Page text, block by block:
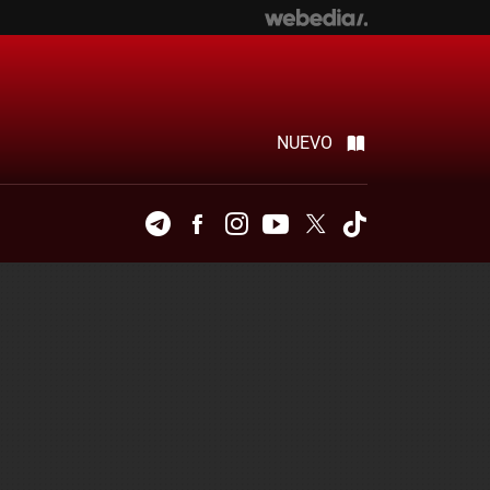
NUEVO
TelegramFacebookInstagramYoutubeTwitter